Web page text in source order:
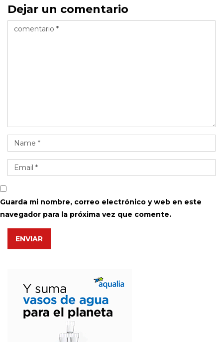
Dejar un comentario
Guarda mi nombre, correo electrónico y web en este
navegador para la próxima vez que comente.
ENVIAR